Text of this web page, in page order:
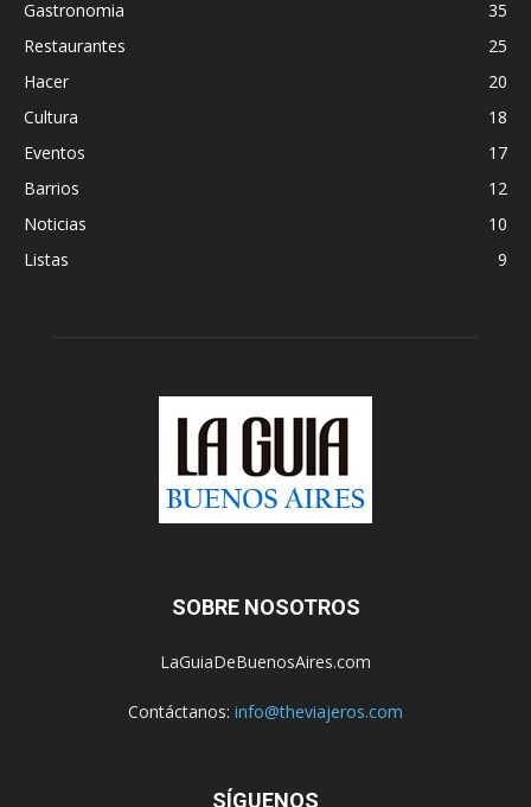
Gastronomia
35
Restaurantes
25
Hacer
20
Cultura
18
Eventos
17
Barrios
12
Noticias
10
Listas
9
SOBRE NOSOTROS
LaGuiaDeBuenosAires.com
Contáctanos: info@theviajeros.com
SÍGUENOS